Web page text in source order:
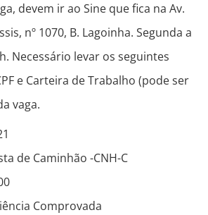
devem ir ao Sine que fica na Av.
nº 1070, B. Lagoinha. Segunda a
Necessário levar os seguintes
e Carteira de Trabalho (pode ser
vaga.
de Caminhão -CNH-C
Comprovada